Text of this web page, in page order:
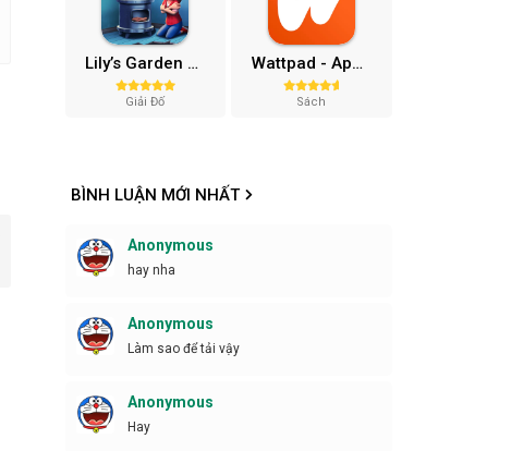
Lily’s Garden Mod APK (Vô Hạn Tiền, Sao) v2.95.1
Giải Đố
Wattpad - App đọc sách (Xóa Quảng Cáo) 10.68.0
Sách
BÌNH LUẬN MỚI NHẤT
Anonymous
hay nha
Anonymous
Làm sao để tải vậy
Anonymous
Hay